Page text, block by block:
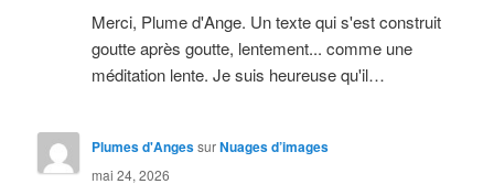
Merci, Plume d'Ange. Un texte qui s'est construit
goutte après goutte, lentement... comme une
méditation lente. Je suis heureuse qu'il…
Plumes d'AngessurNuages d’images
mai 24, 2026